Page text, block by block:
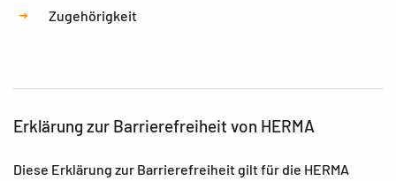
Zugehörigkeit
Erklärung zur Barrierefreiheit von HERMA
Diese Erklärung zur Barrierefreiheit gilt für die HERMA